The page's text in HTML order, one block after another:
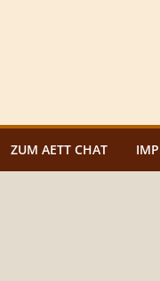
ZUM AETT CHAT